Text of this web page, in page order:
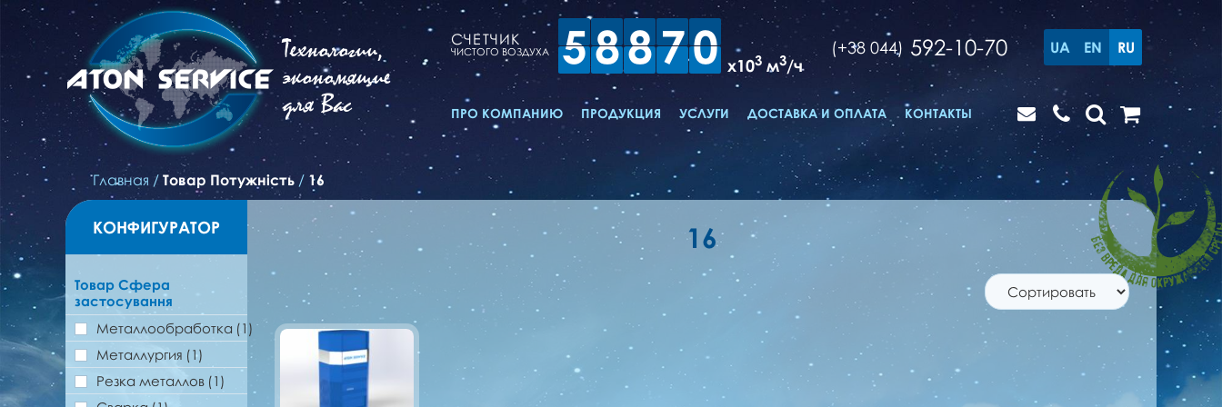
Технологии,
экономящие
для Вас
СЧЕТЧИК
ЧИСТОГО ВОЗДУХА 58870 x103 м3/ч
(+38 044) 592-10-70 UA EN RU
ПРО КОМПАНИЮ ПРОДУКЦИЯ УСЛУГИ ДОСТАВКА И ОПЛАТА КОНТАКТЫ
Главная / Товар Потужність / 16
КОНФИГУРАТОР
Товар Сфера
застосування
Металлообработка (1)
Металлургия (1)
Резка металлов (1)
16